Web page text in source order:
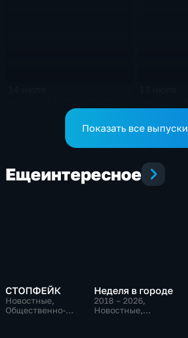
Показать все выпуски
Ещеинтересное
СТОПФЕЙК
Новостные,
Общественно-
Неделя в городе
2018 – 2026,
Новостные,